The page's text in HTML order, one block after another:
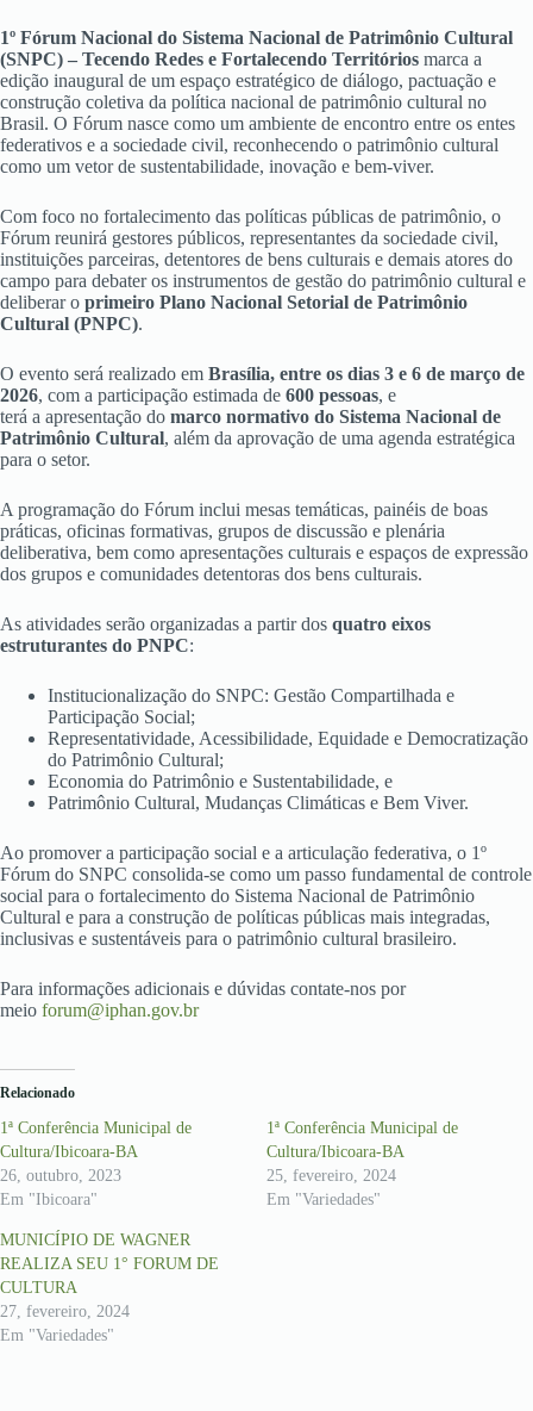
1º Fórum Nacional do Sistema Nacional de Patrimônio Cultural
(SNPC) – Tecendo Redes e Fortalecendo Territórios marca a
edição inaugural de um espaço estratégico de diálogo, pactuação e
construção coletiva da política nacional de patrimônio cultural no
Brasil. O Fórum nasce como um ambiente de encontro entre os entes
federativos e a sociedade civil, reconhecendo o patrimônio cultural
como um vetor de sustentabilidade, inovação e bem-viver.
Com foco no fortalecimento das políticas públicas de patrimônio, o
Fórum reunirá gestores públicos, representantes da sociedade civil,
instituições parceiras, detentores de bens culturais e demais atores do
campo para debater os instrumentos de gestão do patrimônio cultural e
deliberar o primeiro Plano Nacional Setorial de Patrimônio
Cultural (PNPC).
O evento será realizado em Brasília, entre os dias 3 e 6 de março de
2026, com a participação estimada de 600 pessoas, e
terá a apresentação do marco normativo do Sistema Nacional de
Patrimônio Cultural, além da aprovação de uma agenda estratégica
para o setor.
A programação do Fórum inclui mesas temáticas, painéis de boas
práticas, oficinas formativas, grupos de discussão e plenária
deliberativa, bem como apresentações culturais e espaços de expressão
dos grupos e comunidades detentoras dos bens culturais.
As atividades serão organizadas a partir dos quatro eixos
estruturantes do PNPC:
Institucionalização do SNPC: Gestão Compartilhada e
Participação Social;
Representatividade, Acessibilidade, Equidade e Democratização
do Patrimônio Cultural;
Economia do Patrimônio e Sustentabilidade, e
Patrimônio Cultural, Mudanças Climáticas e Bem Viver.
Ao promover a participação social e a articulação federativa, o 1º
Fórum do SNPC consolida-se como um passo fundamental de controle
social para o fortalecimento do Sistema Nacional de Patrimônio
Cultural e para a construção de políticas públicas mais integradas,
inclusivas e sustentáveis para o patrimônio cultural brasileiro.
Para informações adicionais e dúvidas contate-nos por
meio forum@iphan.gov.br
Relacionado
1ª Conferência Municipal de
Cultura/Ibicoara-BA
26, outubro, 2023
Em "Ibicoara"
1ª Conferência Municipal de
Cultura/Ibicoara-BA
25, fevereiro, 2024
Em "Variedades"
MUNICÍPIO DE WAGNER
REALIZA SEU 1° FORUM DE
CULTURA
27, fevereiro, 2024
Em "Variedades"